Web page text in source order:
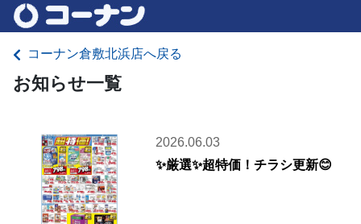
コーナン倉敷北浜店へ戻る
お知らせ一覧
2026.06.03
✨厳選✨超特価！チラシ更新😊